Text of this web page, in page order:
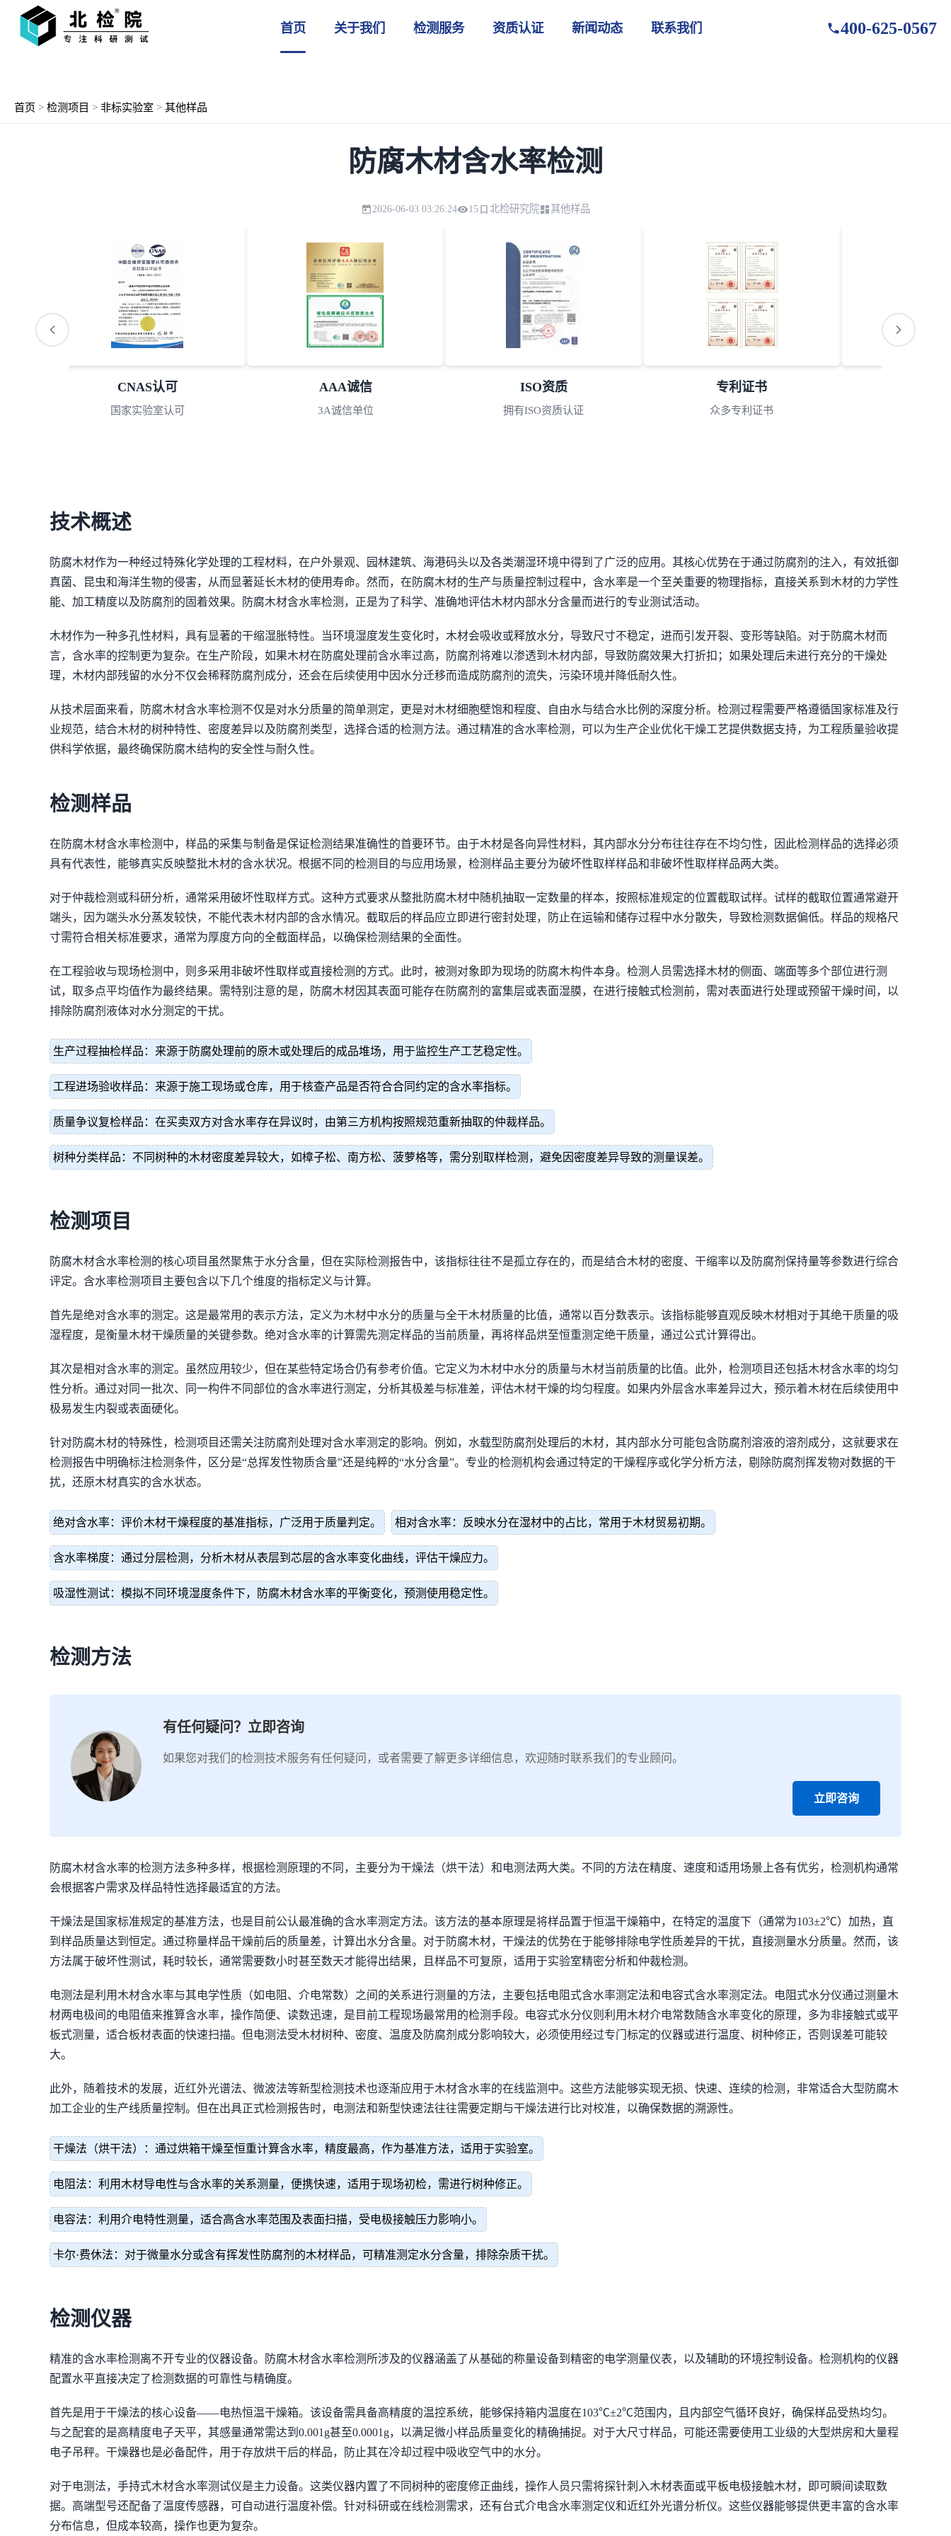
首页 关于我们 检测服务 资质认证 新闻动态 联系我们 400-625-0567
首页 > 检测项目 > 非标实验室 > 其他样品
防腐木材含水率检测
2026-06-03 03:26:24 15 北检研究院 其他样品
CNAS认可
国家实验室认可
AAA诚信
3A诚信单位
ISO资质
拥有ISO资质认证
专利证书
众多专利证书
技术概述
防腐木材作为一种经过特殊化学处理的工程材料，在户外景观、园林建筑、海港码头以及各类潮湿环境中得到了广泛的应用。其核心优势在于通过防腐剂的注入，有效抵御
真菌、昆虫和海洋生物的侵害，从而显著延长木材的使用寿命。然而，在防腐木材的生产与质量控制过程中，含水率是一个至关重要的物理指标，直接关系到木材的力学性
能、加工精度以及防腐剂的固着效果。防腐木材含水率检测，正是为了科学、准确地评估木材内部水分含量而进行的专业测试活动。
木材作为一种多孔性材料，具有显著的干缩湿胀特性。当环境湿度发生变化时，木材会吸收或释放水分，导致尺寸不稳定，进而引发开裂、变形等缺陷。对于防腐木材而
言，含水率的控制更为复杂。在生产阶段，如果木材在防腐处理前含水率过高，防腐剂将难以渗透到木材内部，导致防腐效果大打折扣；如果处理后未进行充分的干燥处
理，木材内部残留的水分不仅会稀释防腐剂成分，还会在后续使用中因水分迁移而造成防腐剂的流失，污染环境并降低耐久性。
从技术层面来看，防腐木材含水率检测不仅是对水分质量的简单测定，更是对木材细胞壁饱和程度、自由水与结合水比例的深度分析。检测过程需要严格遵循国家标准及行
业规范，结合木材的树种特性、密度差异以及防腐剂类型，选择合适的检测方法。通过精准的含水率检测，可以为生产企业优化干燥工艺提供数据支持，为工程质量验收提
供科学依据，最终确保防腐木结构的安全性与耐久性。
检测样品
在防腐木材含水率检测中，样品的采集与制备是保证检测结果准确性的首要环节。由于木材是各向异性材料，其内部水分分布往往存在不均匀性，因此检测样品的选择必须
具有代表性，能够真实反映整批木材的含水状况。根据不同的检测目的与应用场景，检测样品主要分为破坏性取样样品和非破坏性取样样品两大类。
对于仲裁检测或科研分析，通常采用破坏性取样方式。这种方式要求从整批防腐木材中随机抽取一定数量的样本，按照标准规定的位置截取试样。试样的截取位置通常避开
端头，因为端头水分蒸发较快，不能代表木材内部的含水情况。截取后的样品应立即进行密封处理，防止在运输和储存过程中水分散失，导致检测数据偏低。样品的规格尺
寸需符合相关标准要求，通常为厚度方向的全截面样品，以确保检测结果的全面性。
在工程验收与现场检测中，则多采用非破坏性取样或直接检测的方式。此时，被测对象即为现场的防腐木构件本身。检测人员需选择木材的侧面、端面等多个部位进行测
试，取多点平均值作为最终结果。需特别注意的是，防腐木材因其表面可能存在防腐剂的富集层或表面湿膜，在进行接触式检测前，需对表面进行处理或预留干燥时间，以
排除防腐剂液体对水分测定的干扰。
生产过程抽检样品：来源于防腐处理前的原木或处理后的成品堆场，用于监控生产工艺稳定性。
工程进场验收样品：来源于施工现场或仓库，用于核查产品是否符合合同约定的含水率指标。
质量争议复检样品：在买卖双方对含水率存在异议时，由第三方机构按照规范重新抽取的仲裁样品。
树种分类样品：不同树种的木材密度差异较大，如樟子松、南方松、菠萝格等，需分别取样检测，避免因密度差异导致的测量误差。
检测项目
防腐木材含水率检测的核心项目虽然聚焦于水分含量，但在实际检测报告中，该指标往往不是孤立存在的，而是结合木材的密度、干缩率以及防腐剂保持量等参数进行综合
评定。含水率检测项目主要包含以下几个维度的指标定义与计算。
首先是绝对含水率的测定。这是最常用的表示方法，定义为木材中水分的质量与全干木材质量的比值，通常以百分数表示。该指标能够直观反映木材相对于其绝干质量的吸
湿程度，是衡量木材干燥质量的关键参数。绝对含水率的计算需先测定样品的当前质量，再将样品烘至恒重测定绝干质量，通过公式计算得出。
其次是相对含水率的测定。虽然应用较少，但在某些特定场合仍有参考价值。它定义为木材中水分的质量与木材当前质量的比值。此外，检测项目还包括木材含水率的均匀
性分析。通过对同一批次、同一构件不同部位的含水率进行测定，分析其极差与标准差，评估木材干燥的均匀程度。如果内外层含水率差异过大，预示着木材在后续使用中
极易发生内裂或表面硬化。
针对防腐木材的特殊性，检测项目还需关注防腐剂处理对含水率测定的影响。例如，水载型防腐剂处理后的木材，其内部水分可能包含防腐剂溶液的溶剂成分，这就要求在
检测报告中明确标注检测条件，区分是“总挥发性物质含量”还是纯粹的“水分含量”。专业的检测机构会通过特定的干燥程序或化学分析方法，剔除防腐剂挥发物对数据的干
扰，还原木材真实的含水状态。
绝对含水率：评价木材干燥程度的基准指标，广泛用于质量判定。 相对含水率：反映水分在湿材中的占比，常用于木材贸易初期。
含水率梯度：通过分层检测，分析木材从表层到芯层的含水率变化曲线，评估干燥应力。
吸湿性测试：模拟不同环境湿度条件下，防腐木材含水率的平衡变化，预测使用稳定性。
检测方法
有任何疑问？立即咨询
如果您对我们的检测技术服务有任何疑问，或者需要了解更多详细信息，欢迎随时联系我们的专业顾问。
立即咨询
防腐木材含水率的检测方法多种多样，根据检测原理的不同，主要分为干燥法（烘干法）和电测法两大类。不同的方法在精度、速度和适用场景上各有优劣，检测机构通常
会根据客户需求及样品特性选择最适宜的方法。
干燥法是国家标准规定的基准方法，也是目前公认最准确的含水率测定方法。该方法的基本原理是将样品置于恒温干燥箱中，在特定的温度下（通常为103±2℃）加热，直
到样品质量达到恒定。通过称量样品干燥前后的质量差，计算出水分含量。对于防腐木材，干燥法的优势在于能够排除电学性质差异的干扰，直接测量水分质量。然而，该
方法属于破坏性测试，耗时较长，通常需要数小时甚至数天才能得出结果，且样品不可复原，适用于实验室精密分析和仲裁检测。
电测法是利用木材含水率与其电学性质（如电阻、介电常数）之间的关系进行测量的方法，主要包括电阻式含水率测定法和电容式含水率测定法。电阻式水分仪通过测量木
材两电极间的电阻值来推算含水率，操作简便、读数迅速，是目前工程现场最常用的检测手段。电容式水分仪则利用木材介电常数随含水率变化的原理，多为非接触式或平
板式测量，适合板材表面的快速扫描。但电测法受木材树种、密度、温度及防腐剂成分影响较大，必须使用经过专门标定的仪器或进行温度、树种修正，否则误差可能较
大。
此外，随着技术的发展，近红外光谱法、微波法等新型检测技术也逐渐应用于木材含水率的在线监测中。这些方法能够实现无损、快速、连续的检测，非常适合大型防腐木
加工企业的生产线质量控制。但在出具正式检测报告时，电测法和新型快速法往往需要定期与干燥法进行比对校准，以确保数据的溯源性。
干燥法（烘干法）：通过烘箱干燥至恒重计算含水率，精度最高，作为基准方法，适用于实验室。
电阻法：利用木材导电性与含水率的关系测量，便携快速，适用于现场初检，需进行树种修正。
电容法：利用介电特性测量，适合高含水率范围及表面扫描，受电极接触压力影响小。
卡尔·费休法：对于微量水分或含有挥发性防腐剂的木材样品，可精准测定水分含量，排除杂质干扰。
检测仪器
精准的含水率检测离不开专业的仪器设备。防腐木材含水率检测所涉及的仪器涵盖了从基础的称量设备到精密的电学测量仪表，以及辅助的环境控制设备。检测机构的仪器
配置水平直接决定了检测数据的可靠性与精确度。
首先是用于干燥法的核心设备——电热恒温干燥箱。该设备需具备高精度的温控系统，能够保持箱内温度在103℃±2℃范围内，且内部空气循环良好，确保样品受热均匀。
与之配套的是高精度电子天平，其感量通常需达到0.001g甚至0.0001g，以满足微小样品质量变化的精确捕捉。对于大尺寸样品，可能还需要使用工业级的大型烘房和大量程
电子吊秤。干燥器也是必备配件，用于存放烘干后的样品，防止其在冷却过程中吸收空气中的水分。
对于电测法，手持式木材含水率测试仪是主力设备。这类仪器内置了不同树种的密度修正曲线，操作人员只需将探针刺入木材表面或平板电极接触木材，即可瞬间读取数
据。高端型号还配备了温度传感器，可自动进行温度补偿。针对科研或在线检测需求，还有台式介电含水率测定仪和近红外光谱分析仪。这些仪器能够提供更丰富的含水率
分布信息，但成本较高，操作也更为复杂。